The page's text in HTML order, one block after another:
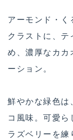
アーモンド・く
クラストに、
め、濃厚なカカ
ーション。
鮮やかな緑色は
コ風味。可愛ら
ラズベリーを練